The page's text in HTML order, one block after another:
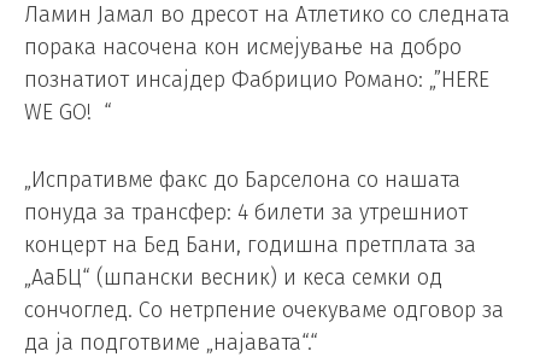
Ламин Јамал во дресот на Атлетико со следната
порака насочена кон исмејување на добро
познатиот инсајдер Фабрицио Романо: „”HERE
WE GO! “
„Испративме факс до Барселона со нашата
понуда за трансфер: 4 билети за утрешниот
концерт на Бед Бани, годишна претплата за
„АаБЦ“ (шпански весник) и кеса семки од
сончоглед. Со нетрпение очекуваме одговор за
да ја подготвиме „најавата“.“